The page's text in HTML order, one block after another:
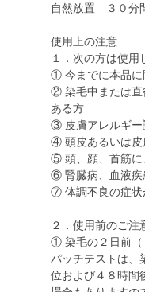
自然放置 ３０分
使用上の注意
１．次の方は使用
① 今までに本品に
② 染毛中または直
ある方
③ 皮膚アレルギー
④ 頭皮あるいは皮
⑤ 頭、顔、首筋に
⑥ 腎臓病、血液疾
⑦ 体調不良の症状
２．使用前のご注
① 染毛の２日前（
パッチテストは、
位および４８時間